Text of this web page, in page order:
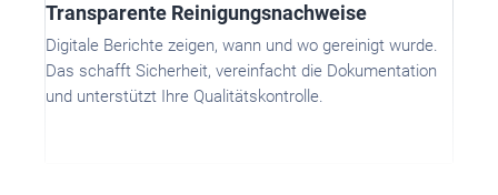
Transparente Reinigungsnachweise
Digitale Berichte zeigen, wann und wo gereinigt wurde.
Das schafft Sicherheit, vereinfacht die Dokumentation
und unterstützt Ihre Qualitätskontrolle.